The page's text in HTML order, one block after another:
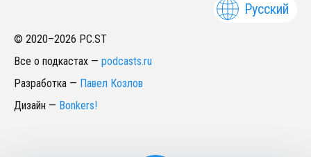
Русский
© 2020–2026 PC.ST
Все о подкастах — podcasts.ru
Разработка — Павел Козлов
Дизайн — Bonkers!